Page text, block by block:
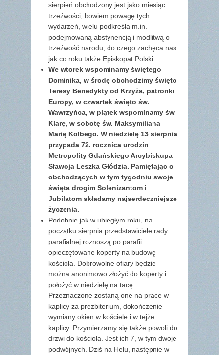
sierpień obchodzony jest jako miesiąc
trzeźwości, bowiem powagę tych
wydarzeń, wielu podkreśla m.in.
podejmowaną abstynencją i modlitwą o
trzeźwość narodu, do czego zachęca nas
jak co roku także Episkopat Polski.
We wtorek wspominamy świętego
Dominika, w środę obchodzimy święto
Teresy Benedykty od Krzyża, patronki
Europy, w czwartek święto św.
Wawrzyńca, w piątek wspominamy św.
Klarę, w sobotę św. Maksymiliana
Marię Kolbego. W niedzielę 13 sierpnia
przypada 72. rocznica urodzin
Metropolity Gdańskiego Arcybiskupa
Sławoja Leszka Głódzia. Pamiętając o
obchodzących w tym tygodniu swoje
święta drogim Solenizantom i
Jubilatom składamy najserdeczniejsze
życzenia.
Podobnie jak w ubiegłym roku, na
początku sierpnia przedstawiciele rady
parafialnej roznoszą po parafii
opieczętowane koperty na budowę
kościoła. Dobrowolne ofiary będzie
można anonimowo złożyć do koperty i
położyć w niedzielę na tacę.
Przeznaczone zostaną one na prace w
kaplicy za prezbiterium, dokończenie
wymiany okien w kościele i w tejże
kaplicy. Przymierzamy się także powoli do
drzwi do kościoła. Jest ich 7, w tym dwoje
podwójnych. Dziś na Helu, następnie w